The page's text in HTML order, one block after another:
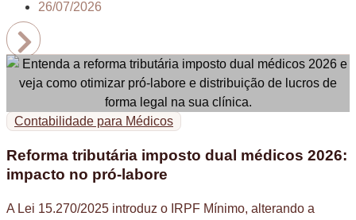
26/07/2026
Contabilidade para Médicos
Reforma tributária imposto dual médicos 2026:
impacto no pró-labore
A Lei 15.270/2025 introduz o IRPF Mínimo, alterando a